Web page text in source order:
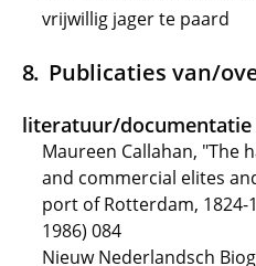
vrijwillig jager te paard
Publicaties van/
literatuur/documentatie
Maureen Callahan, "The
and commercial elites
port of Rotterdam, 1824-
1986) 084
Nieuw Nederlandsch